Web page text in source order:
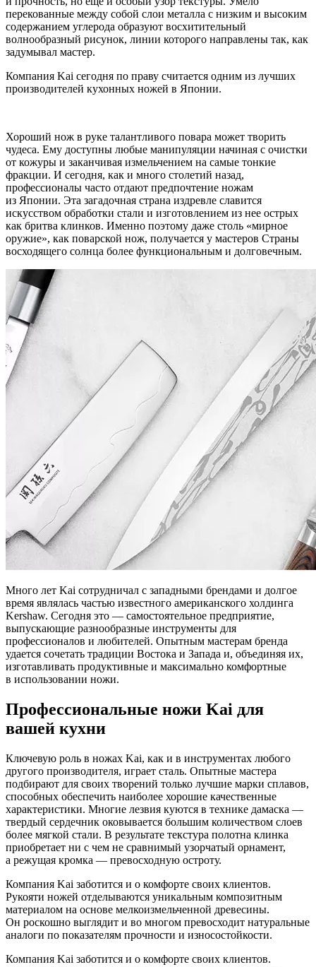
перекованные между собой слои металла с низким и высоким
содержанием углерода образуют восхитительный
волнообразный рисунок, линии которого направлены так, как
задумывал мастер.
Компания Kai сегодня по праву считается одним из лучших
производителей кухонных ножей в Японии.
Хороший нож в руке талантливого повара может творить
чудеса. Ему доступны любые манипуляции начиная с очистки
от кожуры и заканчивая измельчением на самые тонкие
фракции. И сегодня, как и много столетий назад,
профессионалы часто отдают предпочтение ножам
из Японии. Эта загадочная страна издревле славится
искусством обработки стали и изготовлением из нее острых
как бритва клинков. Именно поэтому даже столь «мирное
оружие», как поварской нож, получается у мастеров Страны
восходящего солнца более функциональным и долговечным.
Много лет Kai сотрудничал с западными брендами и долгое
время являлась частью известного американского холдинга
Kershaw. Сегодня это — самостоятельное предприятие,
выпускающие разнообразные инструменты для
профессионалов и любителей. Опытным мастерам бренда
удается сочетать традиции Востока и Запада и, объединяя их,
изготавливать продуктивные и максимально комфортные
в использовании ножи.
Профессиональные ножи Kai для
вашей кухни
Ключевую роль в ножах Kai, как и в инструментах любого
другого производителя, играет сталь. Опытные мастера
подбирают для своих творений только лучшие марки сплавов,
способных обеспечить наиболее хорошие качественные
характеристики. Многие лезвия куются в технике дамаска —
твердый сердечник оковывается большим количеством слоев
более мягкой стали. В результате текстура полотна клинка
приобретает ни с чем не сравнимый узорчатый орнамент,
а режущая кромка — превосходную остроту.
Компания Kai заботится и о комфорте своих клиентов.
Рукояти ножей отделываются уникальным композитным
материалом на основе мелкоизмельченной древесины.
Он роскошно выглядит и во многом превосходит натуральные
аналоги по показателям прочности и износостойкости.
Компания Kai заботится и о комфорте своих клиентов.